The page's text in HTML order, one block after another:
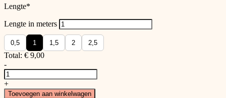
Lengte*
Lengte in meters
0,5 1 1,5 2 2,5
Total: € 9,00
-
Boordstof
petrol
aantal
+
Toevoegen aan winkelwagen